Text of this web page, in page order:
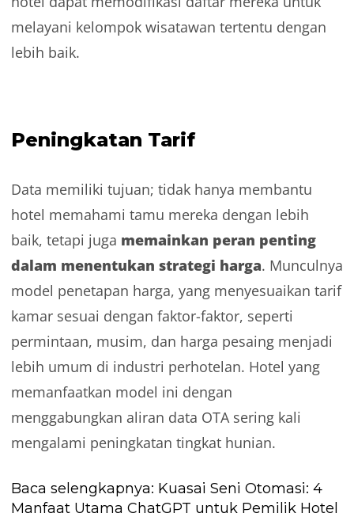
melayani kelompok wisatawan tertentu dengan
lebih baik.
Peningkatan Tarif
Data memiliki tujuan; tidak hanya membantu
hotel memahami tamu mereka dengan lebih
baik, tetapi juga memainkan peran penting
dalam menentukan strategi harga. Munculnya
model penetapan harga, yang menyesuaikan tarif
kamar sesuai dengan faktor-faktor, seperti
permintaan, musim, dan harga pesaing menjadi
lebih umum di industri perhotelan. Hotel yang
memanfaatkan model ini dengan
menggabungkan aliran data OTA sering kali
mengalami peningkatan tingkat hunian.
Baca selengkapnya: Kuasai Seni Otomasi: 4
Manfaat Utama ChatGPT untuk Pemilik Hotel